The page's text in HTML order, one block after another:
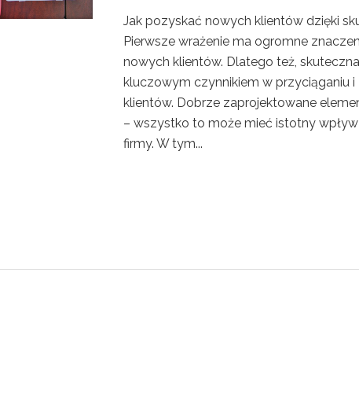
Jak pozyskać nowych klientów dzięki
Pierwsze wrażenie ma ogromne
nowych klientów. Dlatego też,
kluczowym czynnikiem w przyciąganiu
klientów. Dobrze zaprojektowane
– wszystko to może mieć istotny
firmy. W tym...